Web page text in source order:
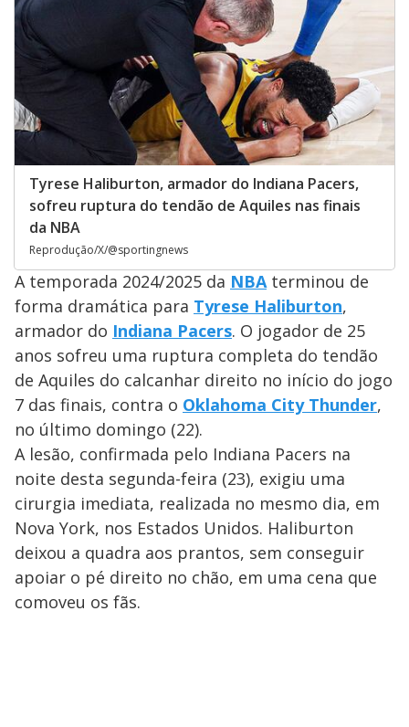
Tyrese Haliburton, armador do Indiana Pacers,
sofreu ruptura do tendão de Aquiles nas finais
da NBA
Reprodução/X/@sportingnews
A temporada 2024/2025 da NBAterminou de
forma dramática para Tyrese Haliburton,
armador do Indiana Pacers. O jogador de 25
anos sofreu uma ruptura completa do tendão
de Aquiles do calcanhar direito no início do jogo
7 das finais, contra o Oklahoma City Thunder,
no último domingo (22).
A lesão, confirmada pelo Indiana Pacers na
noite desta segunda-feira (23), exigiu uma
cirurgia imediata, realizada no mesmo dia, em
Nova York, nos Estados Unidos. Haliburton
deixou a quadra aos prantos, sem conseguir
apoiar o pé direito no chão, em uma cena que
comoveu os fãs.